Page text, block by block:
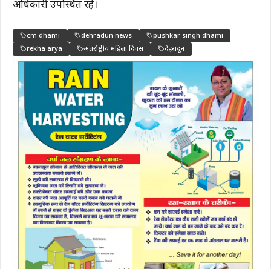
अधिकारी उपस्थित रहे।
cm dhami dehradun news
pushkar singh dhami
rekha arya
अंतर्राष्ट्रीय महिला दिवस देहरादून